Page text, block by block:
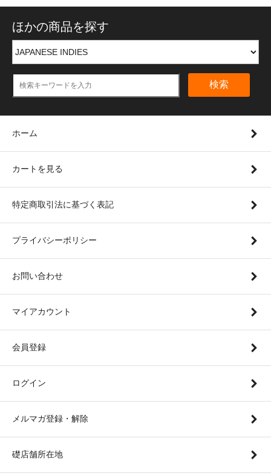
ほかの商品を探す
検索
ホーム
カートを見る
特定商取引法に基づく表記
プライバシーポリシー
お問い合わせ
マイアカウント
会員登録
ログイン
メルマガ登録・解除
礎店舗所在地